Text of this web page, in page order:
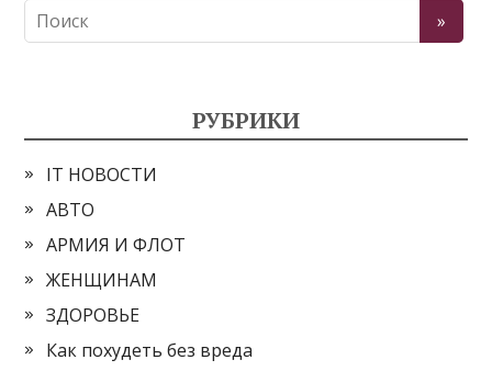
РУБРИКИ
IT НОВОСТИ
АВТО
АРМИЯ И ФЛОТ
ЖЕНЩИНАМ
ЗДОРОВЬЕ
Как похудеть без вреда